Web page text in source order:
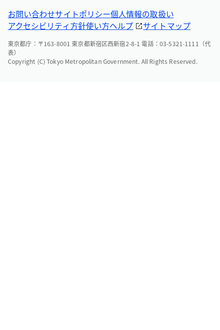
お問い合わせサイトポリシー個人情報の取扱い
アクセシビリティ方針使い方ヘルプ サイトマップ
東京都庁：〒163-8001 東京都新宿区西新宿2-8-1 電話：03-5321-1111（代
表）
Copyright (C) Tokyo Metropolitan Government. All Rights Reserved.